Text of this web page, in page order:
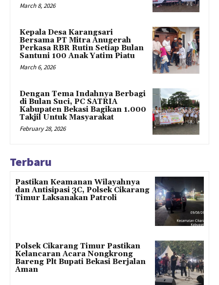
March 8, 2026
Kepala Desa Karangsari
Bersama PT Mitra Anugerah
Perkasa RBR Rutin Setiap Bulan
Santuni 100 Anak Yatim Piatu
March 6, 2026
Dengan Tema Indahnya Berbagi
di Bulan Suci, PC SATRIA
Kabupaten Bekasi Bagikan 1.000
Takjil Untuk Masyarakat
February 28, 2026
Terbaru
Pastikan Keamanan Wilayahnya
dan Antisipasi 3C, Polsek Cikarang
Timur Laksanakan Patroli
Polsek Cikarang Timur Pastikan
Kelancaran Acara Nongkrong
Bareng Plt Bupati Bekasi Berjalan
Aman